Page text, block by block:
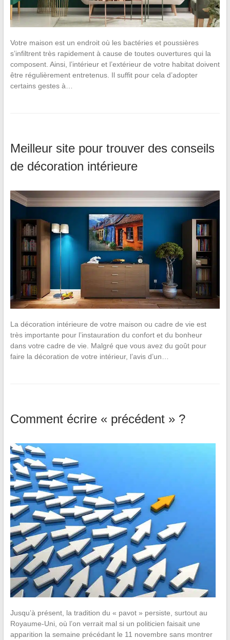
Votre maison est un endroit où les bactéries et poussières
s’infiltrent très rapidement à cause de toutes ouvertures qui la
composent. Ainsi, l’intérieur et l’extérieur de votre habitat doivent
être régulièrement entretenus. Il suffit pour cela d’adopter
certains gestes à…
Meilleur site pour trouver des conseils
de décoration intérieure
La décoration intérieure de votre maison ou cadre de vie est
très importante pour l’instauration du confort et du bonheur
dans votre cadre de vie. Malgré que vous avez du goût pour
faire la décoration de votre intérieur, l’avis d’un…
Comment écrire « précédent » ?
Jusqu’à présent, la tradition du « pavot » persiste, surtout au
Royaume-Uni, où l’on verrait mal si un politicien faisait une
apparition la semaine précédant le 11 novembre sans montrer